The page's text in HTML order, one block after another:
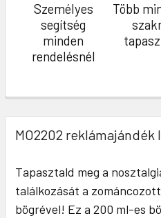
Személyes
segítség
minden
rendelésnél
Több
MO2202 reklámajándék
Tapasztald meg a
találkozását a
bögrével! Ez a 200 ml-es